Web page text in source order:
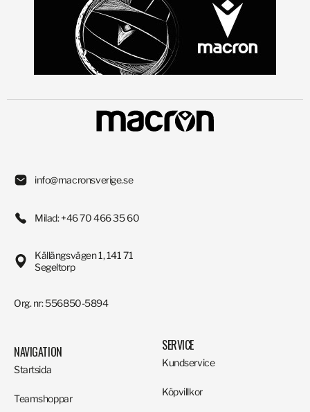
info@macronsverige.se
Milad: +46 70 466 35 60
Källängsvägen 1, 141 71
Segeltorp
Org. nr: 556850-5894
NAVIGATION
Startsida
Teamshoppar
SERVICE
Kundservice
Köpvillkor